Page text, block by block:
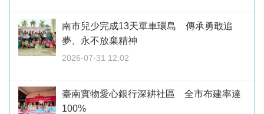
南市兒少完成13天單車環島 傳承勇敢追
夢、永不放棄精神
2026-07-31 12:02
臺南實物愛心銀行深耕社區 全市布建率達
100%